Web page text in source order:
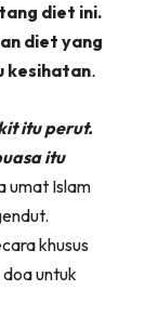
diet ini.
diet yang
kesihatan.
itu perut.
itu
umat Islam
khusus
untuk